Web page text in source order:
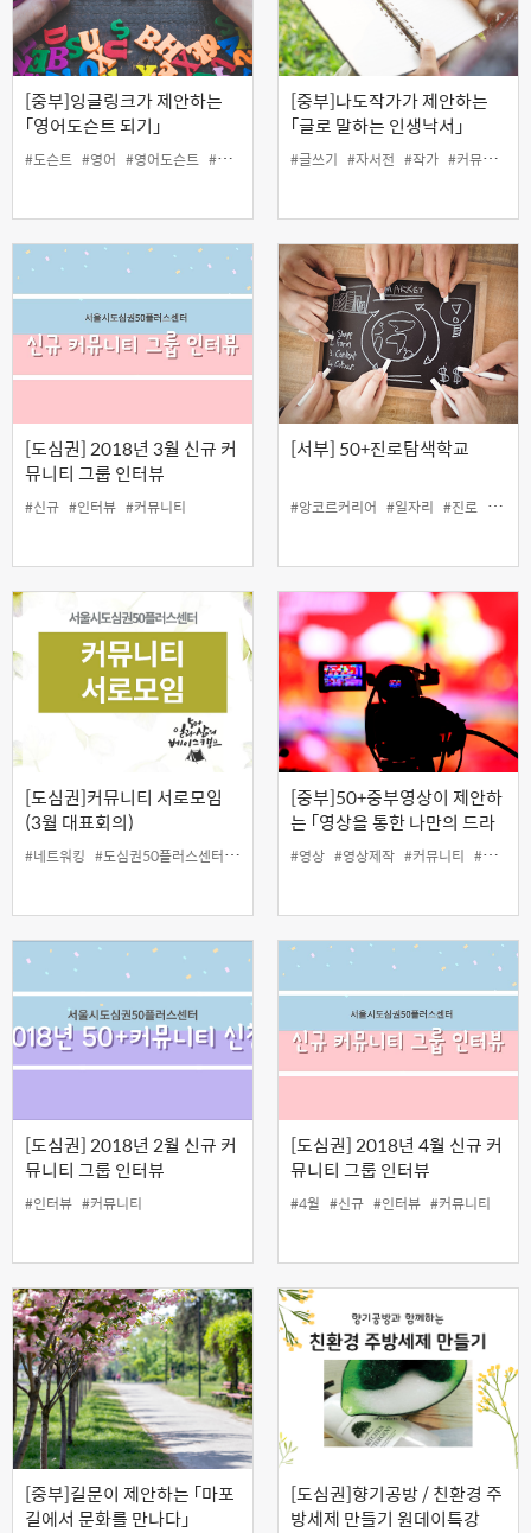
[중부]잉글링크가 제안하는
「영어도슨트 되기」
#도슨트 #영어 #영어도슨트 #커뮤니티 #커뮤니티학교
[중부]나도작가가 제안하는
「글로 말하는 인생낙서」
#글쓰기 #자서전 #작가 #커뮤니티
[도심권] 2018년 3월 신규 커
뮤니티 그룹 인터뷰
#신규 #인터뷰 #커뮤니티
[서부] 50+진로탐색학교
#앙코르커리어 #일자리 #진로 #창직
[도심권]커뮤니티 서로모임
(3월 대표회의)
#네트워킹 #도심권50플러스센터 #서로모임 #커뮤니티
[중부]50+중부영상이 제안하
는 「영상을 통한 나만의 드라
마 만들기」
#영상 #영상제작 #커뮤니티 #커뮤니티학교
[도심권] 2018년 2월 신규 커
뮤니티 그룹 인터뷰
#인터뷰 #커뮤니티
[도심권] 2018년 4월 신규 커
뮤니티 그룹 인터뷰
#4월 #신규 #인터뷰 #커뮤니티
[중부]길문이 제안하는 「마포
길에서 문화를 만나다」
[도심권]향기공방 / 친환경 주
방세제 만들기 원데이특강